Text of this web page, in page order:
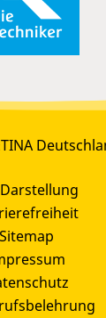
Darstellung
Sitemap